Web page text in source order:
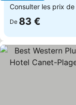
Consulter les prix de
De 83 €